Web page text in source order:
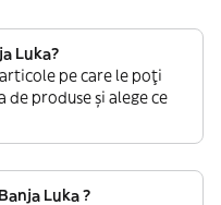
Luka?
pe care le poți
produse și alege ce
Luka ?